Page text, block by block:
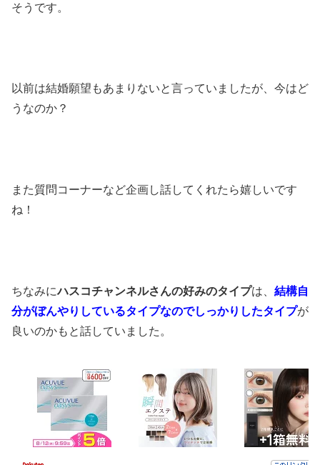
そうです。
以前は結婚願望もあまりないと言っていましたが、今はど
うなのか？
また質問コーナーなど企画し話してくれたら嬉しいです
ね！
ちなみにハスコチャンネルさんの好みのタイプは、 結構自
分がぼんやりしているタイプなのでしっかりしたタイプが
良いのかもと話していました。